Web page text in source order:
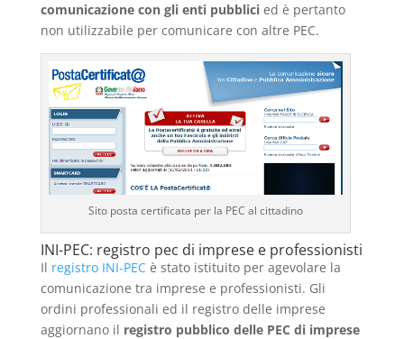
comunicazione con gli enti pubblici ed è pertanto
non utilizzabile per comunicare con altre PEC.
Sito posta certificata per la PEC al cittadino
INI-PEC: registro pec di imprese e professionisti
Il registro INI-PECè stato istituito per agevolare la
comunicazione tra imprese e professionisti. Gli
ordini professionali ed il registro delle imprese
aggiornano il registro pubblico delle PEC di imprese